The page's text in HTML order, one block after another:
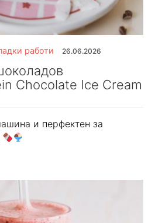
работи 26.06.2026
Chocolate Ice Cream
и перфектен за